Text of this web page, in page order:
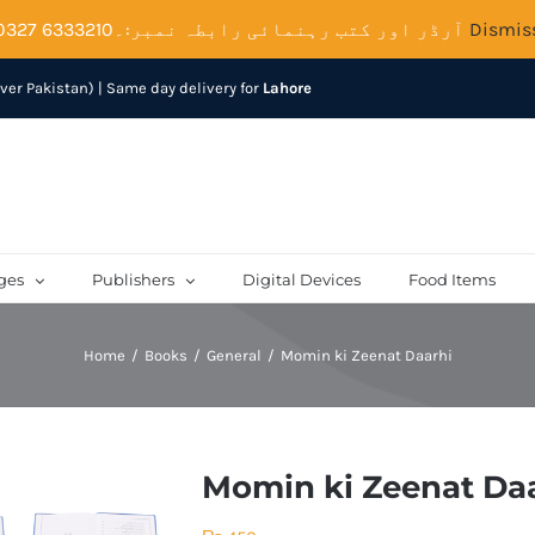
Pakistan) | Same day delivery for Lahore
Publishers Digital Devices Food Items
Home Books General Momin ki Zeenat Daarhi
Momin ki Zeenat